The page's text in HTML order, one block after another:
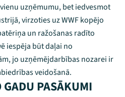
uzņēmumu, bet iedvesmot
virzoties uz WWF kopējo
un ražošanas radīto
iespēja būt daļai no
jo uzņēmējdarbības nozarei ir
veidošanā.
PASĀKUMI